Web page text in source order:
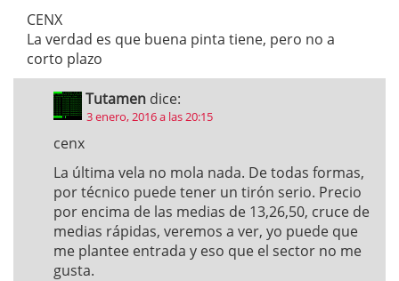
CENX
La verdad es que buena pinta tiene, pero no a
corto plazo
Tutamen dice:
3 enero, 2016 a las 20:15
cenx
La última vela no mola nada. De todas formas,
por técnico puede tener un tirón serio. Precio
por encima de las medias de 13,26,50, cruce de
medias rápidas, veremos a ver, yo puede que
me plantee entrada y eso que el sector no me
gusta.